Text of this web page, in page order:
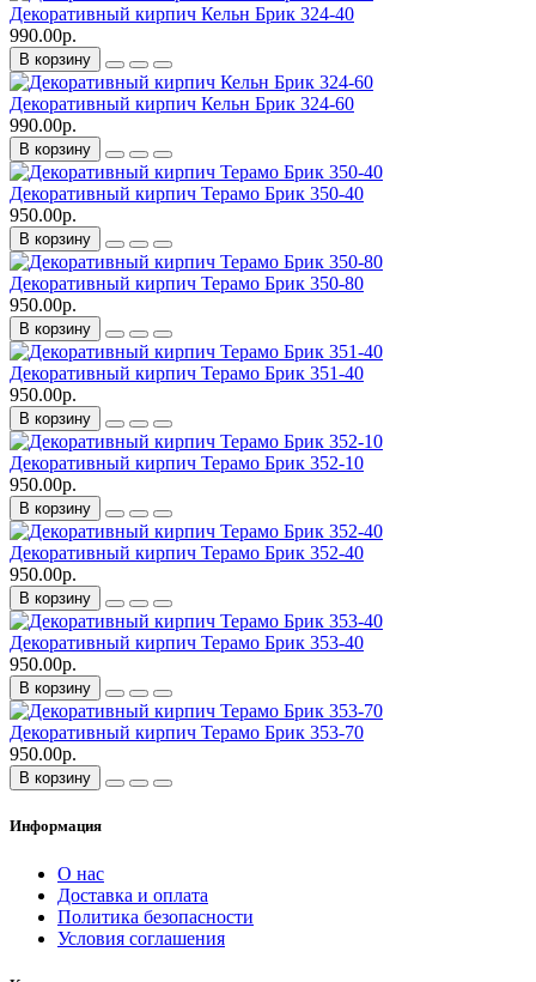
Декоративный кирпич Кельн Брик 324-40
990.00р.
В корзину
Декоративный кирпич Кельн Брик 324-60
990.00р.
В корзину
Декоративный кирпич Терамо Брик 350-40
950.00р.
В корзину
Декоративный кирпич Терамо Брик 350-80
950.00р.
В корзину
Декоративный кирпич Терамо Брик 351-40
950.00р.
В корзину
Декоративный кирпич Терамо Брик 352-10
950.00р.
В корзину
Декоративный кирпич Терамо Брик 352-40
950.00р.
В корзину
Декоративный кирпич Терамо Брик 353-40
950.00р.
В корзину
Декоративный кирпич Терамо Брик 353-70
950.00р.
В корзину
Информация
О нас
Доставка и оплата
Политика безопасности
Условия соглашения